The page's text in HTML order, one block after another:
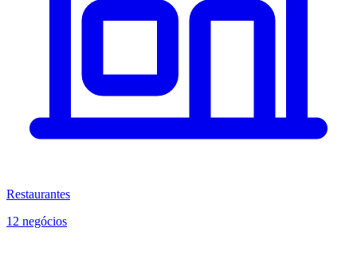
Restaurantes
12 negócios